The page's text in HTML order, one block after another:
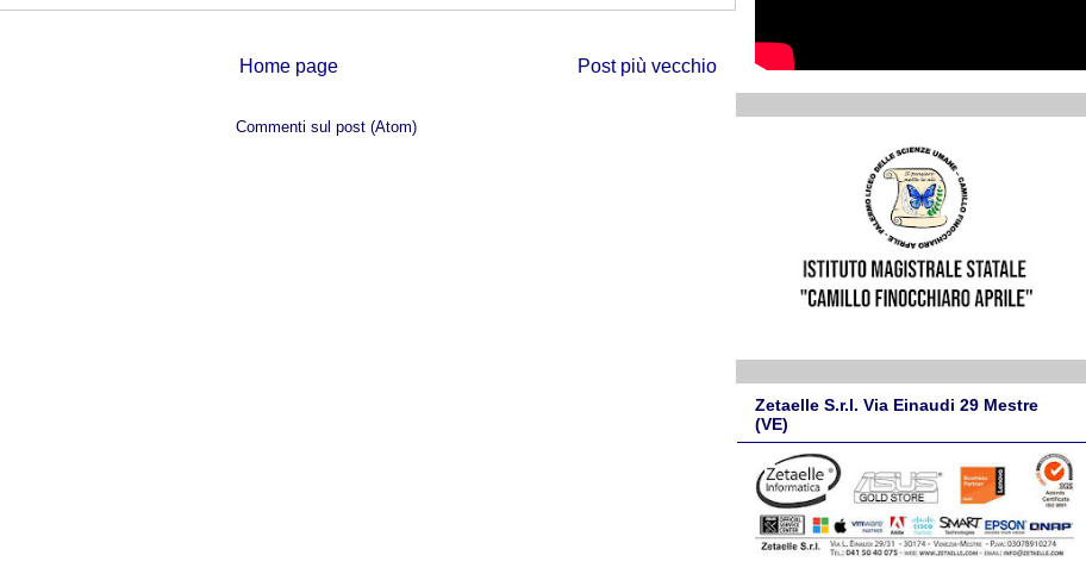
Post più vecchio
Home page
Commenti sul post (Atom)
Zetaelle S.r.l. Via Einaudi 29 Mestre
(VE)